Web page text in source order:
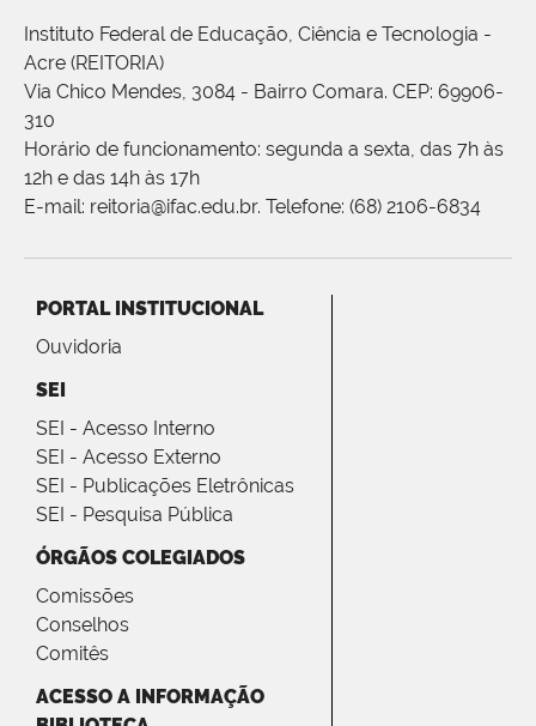
Instituto Federal de Educação, Ciência e Tecnologia -
Acre (REITORIA)
Via Chico Mendes, 3084 - Bairro Comara. CEP: 69906-
310
Horário de funcionamento: segunda a sexta, das 7h às
12h e das 14h às 17h
E-mail: reitoria@ifac.edu.br. Telefone: (68) 2106-6834
PORTAL INSTITUCIONAL
Ouvidoria
SEI
SEI - Acesso Interno
SEI - Acesso Externo
SEI - Publicações Eletrônicas
SEI - Pesquisa Pública
ÓRGÃOS COLEGIADOS
Comissões
Conselhos
Comitês
ACESSO A INFORMAÇÃO